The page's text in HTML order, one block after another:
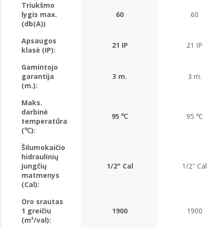
Triukšmo
lygis max.
(db(A))
60 60
Apsaugos
klasė (IP):
21 IP 21 IP
Gamintojo
garantija
(m.):
3 m. 3 m.
Maks.
darbinė
temperatūra
(℃):
95 ℃ 95 ℃
Šilumokaičio
hidraulinių
jungčių
matmenys
(Cal):
1/2" Cal 1/2" Cal
Oro srautas
1 greičiu
(m³/val):
1900 1900